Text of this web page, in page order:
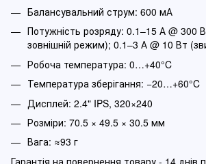
Балансувальний струм: 600 мА
Потужність розряду: 0.1–15 А @ 300
зовнішній режим); 0.1–3 А @ 10 Вт
Робоча температура: 0…+40°C
Температура зберігання: −20…+60°C
Дисплей: 2.4" IPS, 320×240
Розміри: 70.5 × 49.5 × 30.5 мм
Вага: ≈93 г
Гарантія на повернення товару - 14 днів